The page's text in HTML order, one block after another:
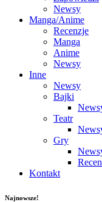
Newsy
Manga/Anime
Recenzje
Manga
Anime
Newsy
Inne
Newsy
Bajki
Teatr
Gry
Kontakt
Najnowsze!